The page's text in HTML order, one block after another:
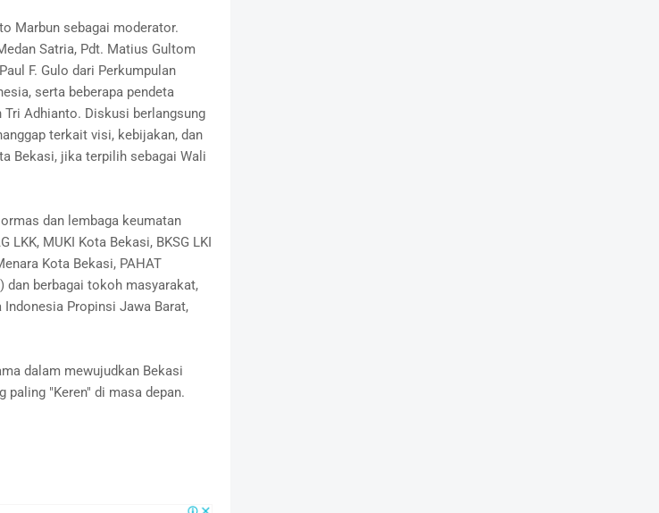
Marbun sebagai moderator.
Satria, Pdt. Matius Gultom
F. Gulo dari Perkumpulan
serta beberapa pendeta
Adhianto. Diskusi berlangsung
terkait visi, kebijakan, dan
Bekasi, jika terpilih sebagai Wali
dan lembaga keumatan
LKK, MUKI Kota Bekasi, BKSG LKI
Kota Bekasi, PAHAT
dan berbagai tokoh masyarakat,
Propinsi Jawa Barat,
dalam mewujudkan Bekasi
"Keren" di masa depan.